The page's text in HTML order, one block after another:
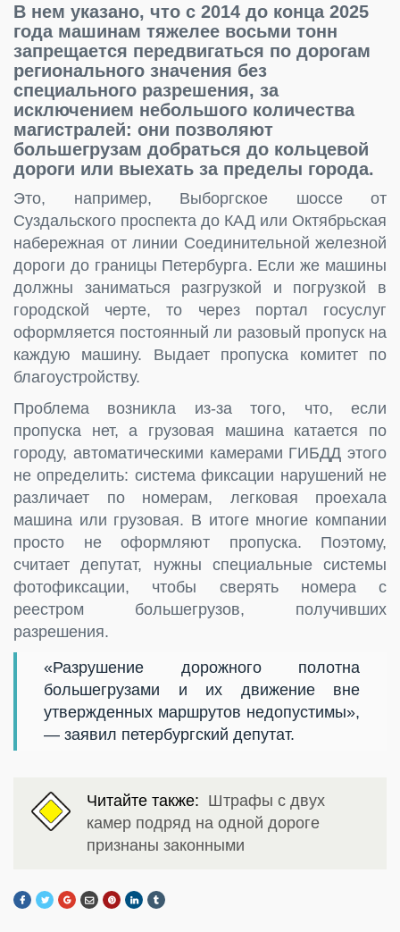
В нем указано, что с 2014 до конца 2025
года машинам тяжелее восьми тонн
запрещается передвигаться по дорогам
регионального значения без
специального разрешения, за
исключением небольшого количества
магистралей: они позволяют
большегрузам добраться до кольцевой
дороги или выехать за пределы города.
Это, например, Выборгское шоссе от
Суздальского проспекта до КАД или Октябрьская
набережная от линии Соединительной железной
дороги до границы Петербурга. Если же машины
должны заниматься разгрузкой и погрузкой в
городской черте, то через портал госуслуг
оформляется постоянный ли разовый пропуск на
каждую машину. Выдает пропуска комитет по
благоустройству.
Проблема возникла из-за того, что, если
пропуска нет, а грузовая машина катается по
городу, автоматическими камерами ГИБДД этого
не определить: система фиксации нарушений не
различает по номерам, легковая проехала
машина или грузовая. В итоге многие компании
просто не оформляют пропуска. Поэтому,
считает депутат, нужны специальные системы
фотофиксации, чтобы сверять номера с
реестром большегрузов, получивших
разрешения.
«Разрушение дорожного полотна
большегрузами и их движение вне
утвержденных маршрутов недопустимы»,
— заявил петербургский депутат.
Читайте также: Штрафы с двух
камер подряд на одной дороге
признаны законными